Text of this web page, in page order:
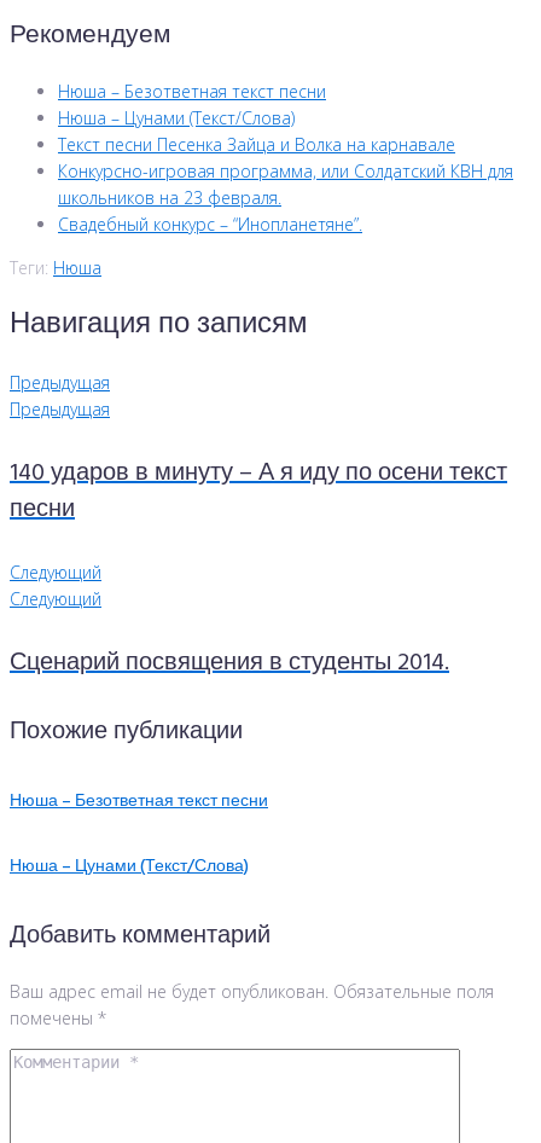
Рекомендуем
Нюша – Безответная текст песни
Нюша – Цунами (Текст/Слова)
Текст песни Песенка Зайца и Волка на карнавале
Конкурсно-игровая программа, или Солдатский КВН для
школьников на 23 февраля.
Свадебный конкурс – “Инопланетяне”.
Теги: Нюша
Навигация по записям
Предыдущая
Предыдущая
140 ударов в минуту – А я иду по осени текст
песни
Следующий
Следующий
Сценарий посвящения в студенты 2014.
Похожие публикации
Нюша – Безответная текст песни
Нюша – Цунами (Текст/Слова)
Добавить комментарий
Ваш адрес email не будет опубликован. Обязательные поля
помечены *